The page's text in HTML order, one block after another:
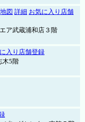
地図 詳細 お気に入り店舗
ア武蔵浦和店３階
入り店舗登録
木5階